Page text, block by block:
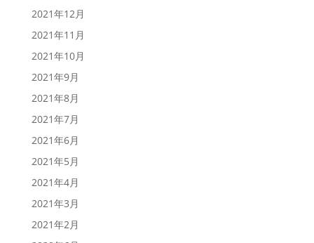
2021年12月
2021年11月
2021年10月
2021年9月
2021年8月
2021年7月
2021年6月
2021年5月
2021年4月
2021年3月
2021年2月